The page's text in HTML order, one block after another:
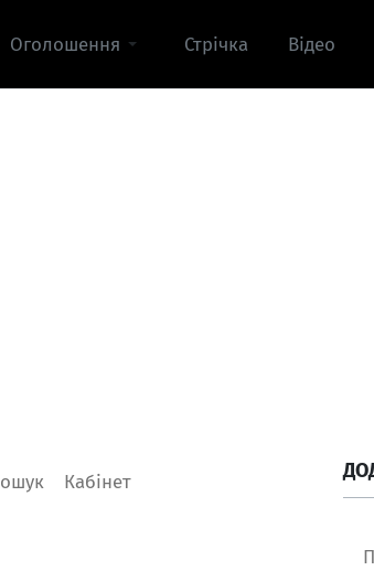
Оголошення Стрічка Відео
Кабінет